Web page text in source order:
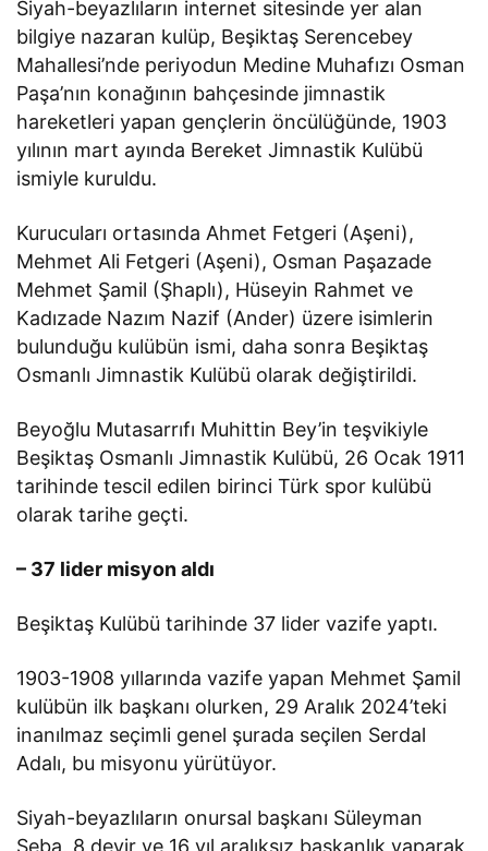
Siyah-beyazlıların internet sitesinde yer alan
bilgiye nazaran kulüp, Beşiktaş Serencebey
Mahallesi’nde periyodun Medine Muhafızı Osman
Paşa’nın konağının bahçesinde jimnastik
hareketleri yapan gençlerin öncülüğünde, 1903
yılının mart ayında Bereket Jimnastik Kulübü
ismiyle kuruldu.
Kurucuları ortasında Ahmet Fetgeri (Aşeni),
Mehmet Ali Fetgeri (Aşeni), Osman Paşazade
Mehmet Şamil (Şhaplı), Hüseyin Rahmet ve
Kadızade Nazım Nazif (Ander) üzere isimlerin
bulunduğu kulübün ismi, daha sonra Beşiktaş
Osmanlı Jimnastik Kulübü olarak değiştirildi.
Beyoğlu Mutasarrıfı Muhittin Bey’in teşvikiyle
Beşiktaş Osmanlı Jimnastik Kulübü, 26 Ocak 1911
tarihinde tescil edilen birinci Türk spor kulübü
olarak tarihe geçti.
– 37 lider misyon aldı
Beşiktaş Kulübü tarihinde 37 lider vazife yaptı.
1903-1908 yıllarında vazife yapan Mehmet Şamil
kulübün ilk başkanı olurken, 29 Aralık 2024’teki
inanılmaz seçimli genel şurada seçilen Serdal
Adalı, bu misyonu yürütüyor.
Siyah-beyazlıların onursal başkanı Süleyman
Seba, 8 devir ve 16 yıl aralıksız başkanlık yaparak,